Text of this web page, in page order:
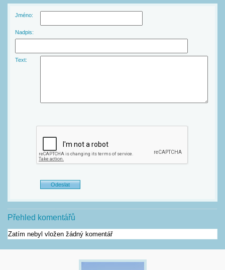
Jméno:
Nadpis:
Text:
Přehled komentářů
Zatím nebyl vložen žádný komentář